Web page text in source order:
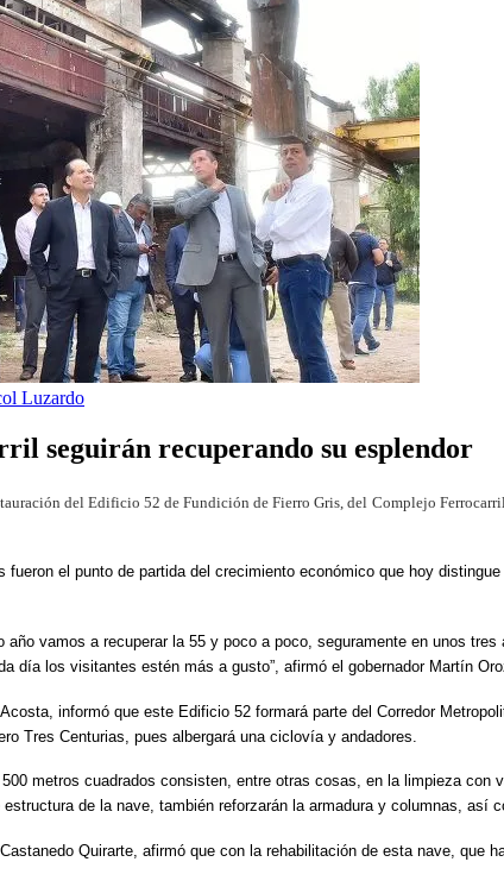
Luzardo
seguirán recuperando su esplendor
del Edificio 52 de Fundición de Fierro Gris, del Complejo
el punto de partida del crecimiento económico que hoy
vamos a recuperar la 55 y poco a poco, seguramente en unos
día los visitantes estén más a gusto”, afirmó el gobernador Martín
informó que este Edificio 52 formará parte del Corredor
Tres Centurias, pues albergará una ciclovía y andadores.
metros cuadrados consisten, entre otras cosas, en la limpieza
de la nave, también reforzarán la armadura y columnas, así
Quirarte, afirmó que con la rehabilitación de esta nave, que